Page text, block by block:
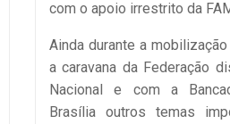
com o apoio irrestrito da
Ainda durante a
a caravana da Federação
Nacional e com a
Brasília outros temas